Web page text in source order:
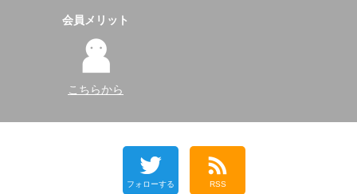
会員メリット
こちらから
フォローする RSS